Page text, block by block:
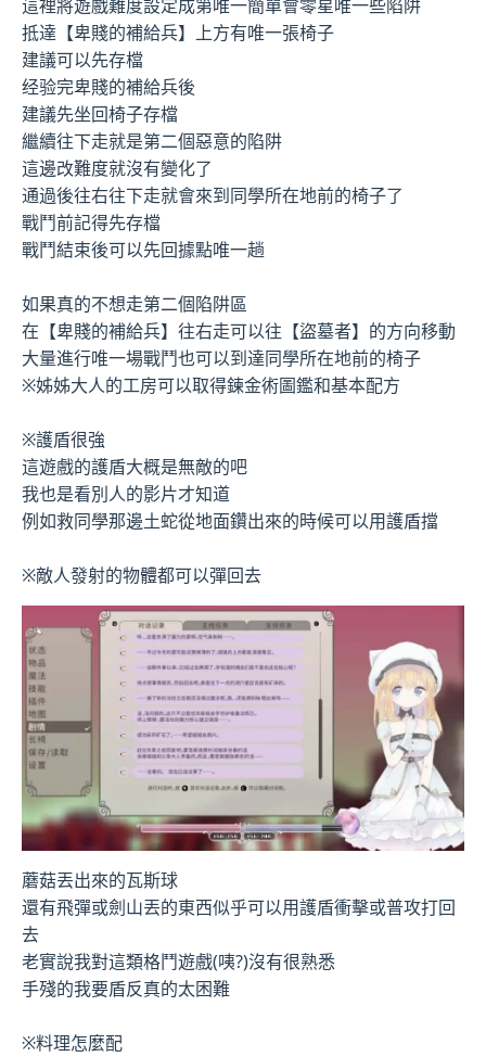
這裡將遊戲難度設定成第唯一簡單會零星唯一些陷阱
抵達【卑賤的補給兵】上方有唯一張椅子
建議可以先存檔
经验完卑賤的補給兵後
建議先坐回椅子存檔
繼續往下走就是第二個惡意的陷阱
這邊改難度就沒有變化了
通過後往右往下走就會來到同學所在地前的椅子了
戰鬥前記得先存檔
戰鬥結束後可以先回據點唯一趟
如果真的不想走第二個陷阱區
在【卑賤的補給兵】往右走可以往【盜墓者】的方向移動
大量進行唯一場戰鬥也可以到達同學所在地前的椅子
※姊姊大人的工房可以取得鍊金術圖鑑和基本配方
※護盾很強
這遊戲的護盾大概是無敵的吧
我也是看別人的影片才知道
例如救同學那邊土蛇從地面鑽出來的時候可以用護盾擋
※敵人發射的物體都可以彈回去
蘑菇丟出來的瓦斯球
還有飛彈或劍山丟的東西似乎可以用護盾衝擊或普攻打回
去
老實說我對這類格鬥遊戲(咦?)沒有很熟悉
手殘的我要盾反真的太困難
※料理怎麼配